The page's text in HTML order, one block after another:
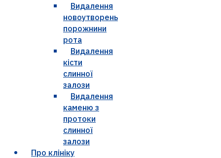
Видалення
новоутворень
порожнини
рота
Видалення
кісти
слинної
залози
Видалення
каменю з
протоки
слинної
залози
Про клініку